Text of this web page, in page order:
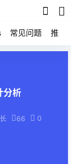
常见问题 推荐
分析
66 0